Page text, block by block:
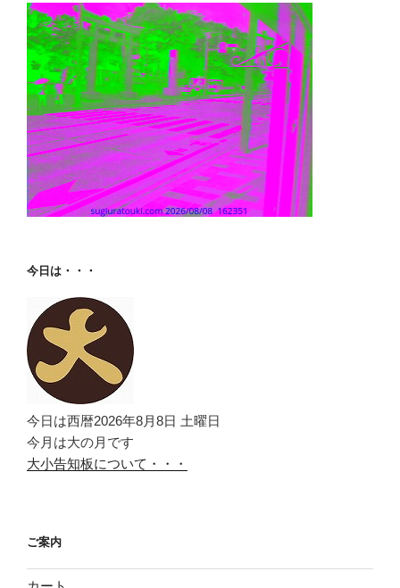
今日は・・・
今日は西暦2026年8月8日 土曜日
今月は大の月です
大小告知板について・・・
ご案内